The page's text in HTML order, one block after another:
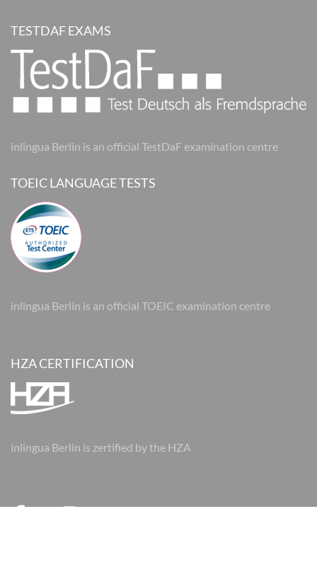
TESTDAF EXAMS
inlingua Berlin is an official TestDaF examination centre
TOEIC LANGUAGE TESTS
inlingua Berlin is an official TOEIC examination centre
HZA CERTIFICATION
inlingua Berlin is zertified by the HZA